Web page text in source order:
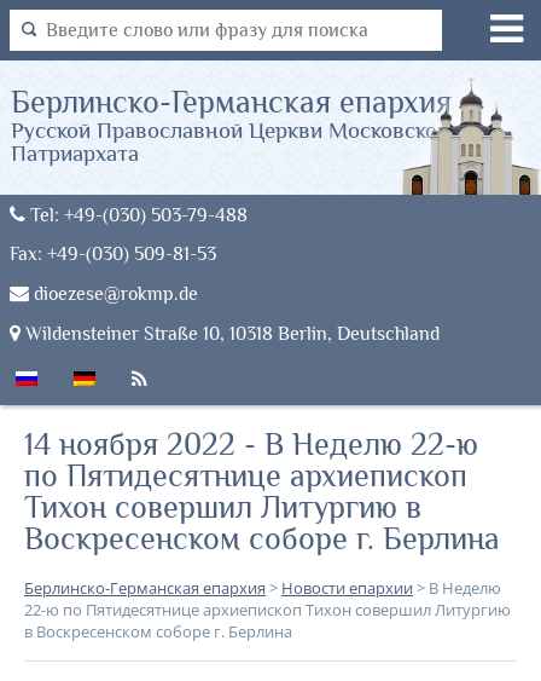
Tel: +49-(030) 503-79-488
Fax: +49-(030) 509-81-53
dioezese@rokmp.de
Wildensteiner Straße 10, 10318 Berlin, Deutschland
Берлинско-Германская епархия
Русской Православной Церкви Московского
Патриархата
14 ноября 2022 - В Неделю 22-ю
по Пятидесятнице архиепископ
Тихон совершил Литургию в
Воскресенском соборе г. Берлина
Берлинско-Германская епархия > Новости епархии> В Неделю
22-ю по Пятидесятнице архиепископ Тихон совершил Литургию
в Воскресенском соборе г. Берлина